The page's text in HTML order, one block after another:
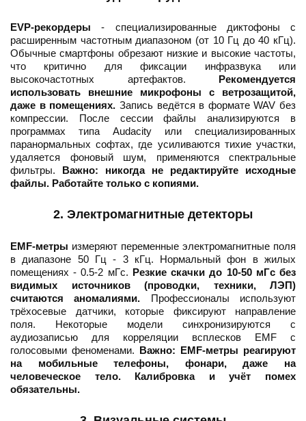
EVP-рекордеры - специализированные диктофоны с
расширенным частотным диапазоном (от 10 Гц до 40 кГц).
Обычные смартфоны обрезают низкие и высокие частоты,
что критично для фиксации инфразвука или
высокочастотных артефактов. Рекомендуется
использовать внешние микрофоны с ветрозащитой,
даже в помещениях. Запись ведётся в формате WAV без
компрессии. После сессии файлы анализируются в
программах типа Audacity или специализированных
паранормальных софтах, где усиливаются тихие участки,
удаляется фоновый шум, применяются спектральные
фильтры. Важно: никогда не редактируйте исходные
файлы. Работайте только с копиями.
2. Электромагнитные детекторы
EMF-метры измеряют переменные электромагнитные поля
в диапазоне 50 Гц - 3 кГц. Нормальный фон в жилых
помещениях - 0.5-2 мГс. Резкие скачки до 10-50 мГс без
видимых источников (проводки, техники, ЛЭП)
считаются аномалиями. Профессионалы используют
трёхосевые датчики, которые фиксируют направление
поля. Некоторые модели синхронизируются с
аудиозаписью для корреляции всплесков EMF с
голосовыми феноменами. Важно: EMF-метры реагируют
на мобильные телефоны, фонари, даже на
человеческое тело. Калибровка и учёт помех
обязательны.